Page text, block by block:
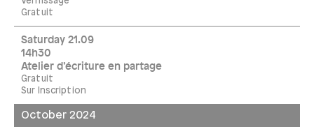
Gratuit
Saturday 21.09
14h30
Atelier d’écriture en partage
Gratuit
Sur Inscription
October 2024